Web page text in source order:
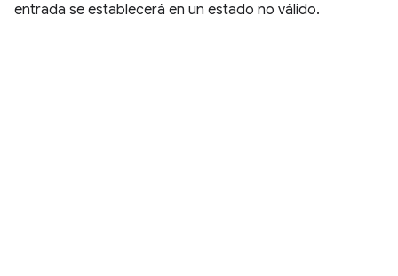
entrada se establecerá en un estado no válido.